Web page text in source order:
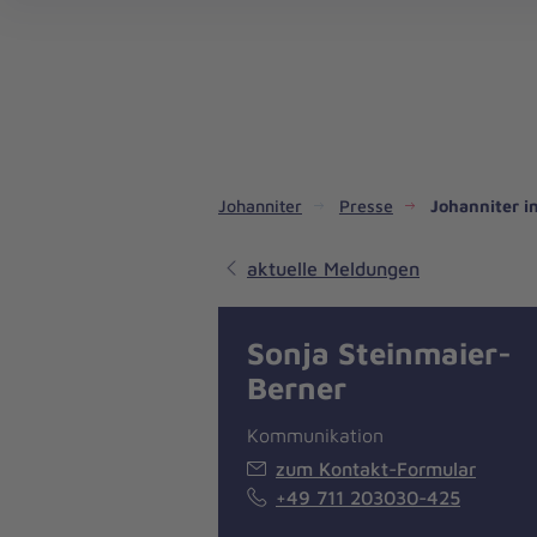
Johanniter Presse Johanniter
aktuelle Meldungen
Sonja Steinmaier-
Berner
Kommunikation
zum Kontakt-Formular
+49 711 203030-425